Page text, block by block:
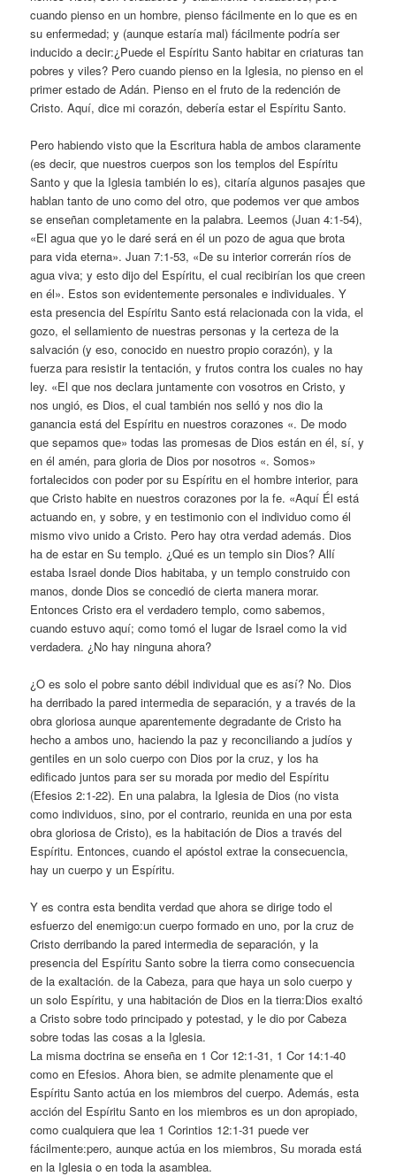
cuando pienso en un hombre, pienso fácilmente en lo que es en
su enfermedad; y (aunque estaría mal) fácilmente podría ser
inducido a decir:¿Puede el Espíritu Santo habitar en criaturas tan
pobres y viles? Pero cuando pienso en la Iglesia, no pienso en el
primer estado de Adán. Pienso en el fruto de la redención de
Cristo. Aquí, dice mi corazón, debería estar el Espíritu Santo.
Pero habiendo visto que la Escritura habla de ambos claramente
(es decir, que nuestros cuerpos son los templos del Espíritu
Santo y que la Iglesia también lo es), citaría algunos pasajes que
hablan tanto de uno como del otro, que podemos ver que ambos
se enseñan completamente en la palabra. Leemos (Juan 4:1-54),
«El agua que yo le daré será en él un pozo de agua que brota
para vida eterna». Juan 7:1-53, «De su interior correrán ríos de
agua viva; y esto dijo del Espíritu, el cual recibirían los que creen
en él». Estos son evidentemente personales e individuales. Y
esta presencia del Espíritu Santo está relacionada con la vida, el
gozo, el sellamiento de nuestras personas y la certeza de la
salvación (y eso, conocido en nuestro propio corazón), y la
fuerza para resistir la tentación, y frutos contra los cuales no hay
ley. «El que nos declara juntamente con vosotros en Cristo, y
nos ungió, es Dios, el cual también nos selló y nos dio la
ganancia está del Espíritu en nuestros corazones «. De modo
que sepamos que» todas las promesas de Dios están en él, sí, y
en él amén, para gloria de Dios por nosotros «. Somos»
fortalecidos con poder por su Espíritu en el hombre interior, para
que Cristo habite en nuestros corazones por la fe. «Aquí Él está
actuando en, y sobre, y en testimonio con el individuo como él
mismo vivo unido a Cristo. Pero hay otra verdad además. Dios
ha de estar en Su templo. ¿Qué es un templo sin Dios? Allí
estaba Israel donde Dios habitaba, y un templo construido con
manos, donde Dios se concedió de cierta manera morar.
Entonces Cristo era el verdadero templo, como sabemos,
cuando estuvo aquí; como tomó el lugar de Israel como la vid
verdadera. ¿No hay ninguna ahora?
¿O es solo el pobre santo débil individual que es así? No. Dios
ha derribado la pared intermedia de separación, y a través de la
obra gloriosa aunque aparentemente degradante de Cristo ha
hecho a ambos uno, haciendo la paz y reconciliando a judíos y
gentiles en un solo cuerpo con Dios por la cruz, y los ha
edificado juntos para ser su morada por medio del Espíritu
(Efesios 2:1-22). En una palabra, la Iglesia de Dios (no vista
como individuos, sino, por el contrario, reunida en una por esta
obra gloriosa de Cristo), es la habitación de Dios a través del
Espíritu. Entonces, cuando el apóstol extrae la consecuencia,
hay un cuerpo y un Espíritu.
Y es contra esta bendita verdad que ahora se dirige todo el
esfuerzo del enemigo:un cuerpo formado en uno, por la cruz de
Cristo derribando la pared intermedia de separación, y la
presencia del Espíritu Santo sobre la tierra como consecuencia
de la exaltación. de la Cabeza, para que haya un solo cuerpo y
un solo Espíritu, y una habitación de Dios en la tierra:Dios exaltó
a Cristo sobre todo principado y potestad, y le dio por Cabeza
sobre todas las cosas a la Iglesia.
La misma doctrina se enseña en 1 Cor 12:1-31, 1 Cor 14:1-40
como en Efesios. Ahora bien, se admite plenamente que el
Espíritu Santo actúa en los miembros del cuerpo. Además, esta
acción del Espíritu Santo en los miembros es un don apropiado,
como cualquiera que lea 1 Corintios 12:1-31 puede ver
fácilmente:pero, aunque actúa en los miembros, Su morada está
en la Iglesia o en toda la asamblea.